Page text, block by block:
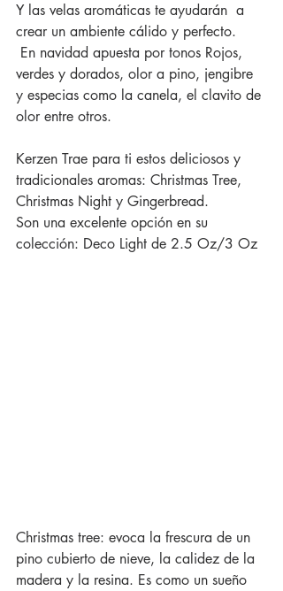
Y las velas aromáticas te ayudarán  a
crear un ambiente cálido y perfecto.
verdes y dorados, olor a pino, jengibre
y especias como la canela, el clavito de
olor entre otros.
Kerzen Trae para ti estos deliciosos y
tradicionales aromas: Christmas Tree,
Christmas Night y Gingerbread.
Son una excelente opción en su
colección: Deco Light de 2.5 Oz/3 Oz
Christmas tree: evoca la frescura de un
pino cubierto de nieve, la calidez de la
madera y la resina. Es como un sueño